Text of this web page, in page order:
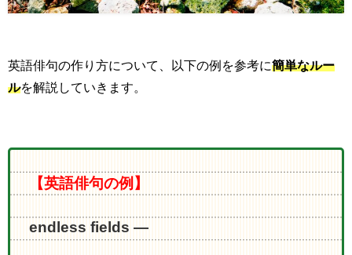
英語俳句の作り方について、以下の例を参考に簡単なルー
ルを解説していきます。
【英語俳句の例】
endless fields ―